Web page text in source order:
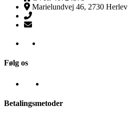
Marielundvej 46, 2730 Herlev
Følg os
Betalingsmetoder